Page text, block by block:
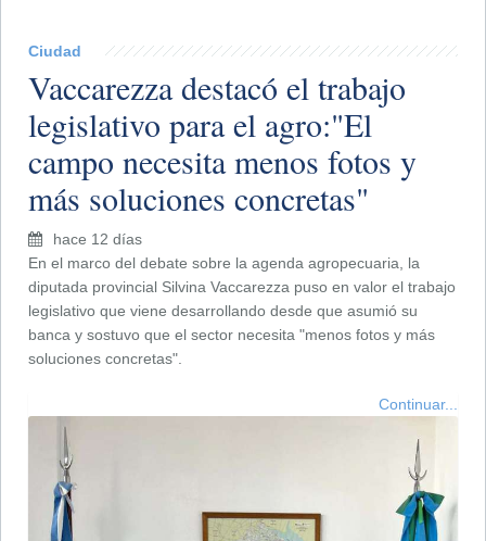
Ciudad
Vaccarezza destacó el trabajo
legislativo para el agro:"El
campo necesita menos fotos y
más soluciones concretas"
hace 12 días
En el marco del debate sobre la agenda agropecuaria, la
diputada provincial Silvina Vaccarezza puso en valor el trabajo
legislativo que viene desarrollando desde que asumió su
banca y sostuvo que el sector necesita "menos fotos y más
soluciones concretas".
Continuar...